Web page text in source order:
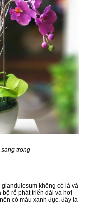
trọng
không có lá và
bộ rễ phát triển dài và hơi
có màu xanh đục, đây là